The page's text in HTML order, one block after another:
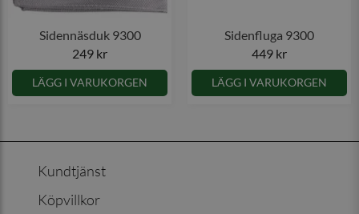
Sidennäsduk 9300
249 kr
LÄGG I VARUKORGEN
Sidenfluga 9300
449 kr
LÄGG I VARUKORGEN
Kundtjänst
Köpvillkor